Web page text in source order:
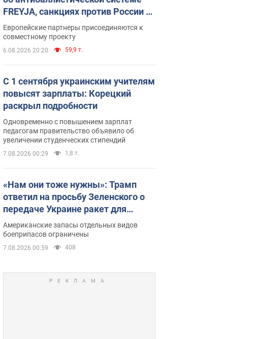
FREYJA, санкциях против России и
поддержке аграриев. Видео
Европейские партнеры присоединяются к
совместному проекту
6.08.2026 20:20 59,9 т.
С 1 сентября украинским учителям
повысят зарплаты: Корецкий
раскрыл подробности
Одновременно с повышением зарплат
педагогам правительство объявило об
увеличении студенческих стипендий
7.08.2026 00:29 1,8 т.
«Нам они тоже нужны»: Трамп
ответил на просьбу Зеленского о
передаче Украине ракет для
Patriot
Американские запасы отдельных видов
боеприпасов ограничены
7.08.2026 00:59 408